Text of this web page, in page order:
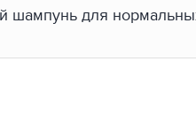
шампунь для